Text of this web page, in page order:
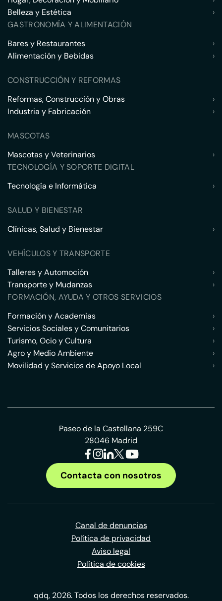
Belleza y Estética
›
GASTRONOMÍA Y ALIMENTACIÓN
Bares y Restaurantes
›
Alimentación y Bebidas
›
CONSTRUCCIÓN Y REFORMAS
Reformas, Construcción y Obras
›
Industria y Fabricación
›
MASCOTAS
Mascotas y Veterinarios
›
TECNOLOGÍA Y SOPORTE DIGITAL
Tecnología e Informática
›
SALUD Y BIENESTAR
Clínicas, Salud y Bienestar
›
VEHÍCULOS Y TRANSPORTE
Talleres y Automoción
›
Transporte y Mudanzas
›
FORMACIÓN, AYUDA Y OTROS SERVICIOS
Formación y Academias
›
Servicios Sociales y Comunitarios
›
Turismo, Ocio y Cultura
›
Agro y Medio Ambiente
›
Movilidad y Servicios de Apoyo Local
›
Paseo de la Castellana 259C
28046 Madrid
Contacta con nosotros
Canal de denuncias
Política de privacidad
Aviso legal
Política de cookies
qdq, 2026. Todos los derechos reservados.